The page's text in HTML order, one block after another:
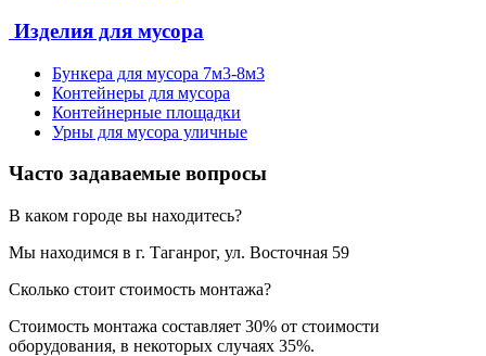
Изделия для мусора
Бункера для мусора 7м3-8м3
Контейнеры для мусора
Контейнерные площадки
Урны для мусора уличные
Часто задаваемые вопросы
В каком городе вы находитесь?
Мы находимся в г. Таганрог, ул. Восточная 59
Сколько стоит стоимость монтажа?
Стоимость монтажа составляет 30% от стоимости
оборудования, в некоторых случаях 35%.